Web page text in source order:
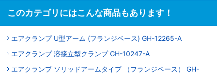
このカテゴリにはこんな商品もあります！
エアクランプ U型アーム (フランジベース) GH-12265-A
エアクランプ 溶接立型クランプ GH-10247-A
エアクランプ ソリッドアームタイプ （フランジベース） GH-